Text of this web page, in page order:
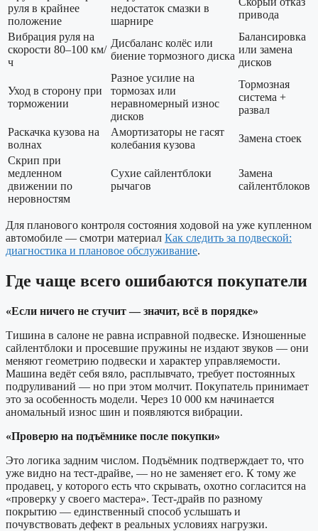
руля в крайнее
положение
недостаток смазки в
шарнире
привода
Вибрация руля на
скорости 80–100 км/
ч
Дисбаланс колёс или
биение тормозного диска
Балансировка
или замена
дисков
Уход в сторону при
торможении
Разное усилие на
тормозах или
неравномерный износ
дисков
Тормозная
система +
развал
Раскачка кузова на
волнах
Амортизаторы не гасят
колебания кузова
Замена стоек
Скрип при
медленном
движении по
неровностям
Сухие сайлентблоки
рычагов
Замена
сайлентблоков
Для планового контроля состояния ходовой на уже купленном
автомобиле — смотри материал Как следить за подвеской:
диагностика и плановое обслуживание.
Где чаще всего ошибаются покупатели
«Если ничего не стучит — значит, всё в порядке»
Тишина в салоне не равна исправной подвеске. Изношенные
сайлентблоки и просевшие пружины не издают звуков — они
меняют геометрию подвески и характер управляемости.
Машина ведёт себя вяло, расплывчато, требует постоянных
подруливаний — но при этом молчит. Покупатель принимает
это за особенность модели. Через 10 000 км начинается
аномальный износ шин и появляются вибрации.
«Проверю на подъёмнике после покупки»
Это логика задним числом. Подъёмник подтверждает то, что
уже видно на тест-драйве, — но не заменяет его. К тому же
продавец, у которого есть что скрывать, охотно согласится на
«проверку у своего мастера». Тест-драйв по разному
покрытию — единственный способ услышать и
почувствовать дефект в реальных условиях нагрузки.